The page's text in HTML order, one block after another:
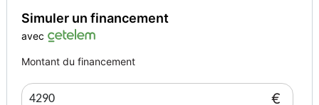
Simuler un financement
avec
Montant du financement
€